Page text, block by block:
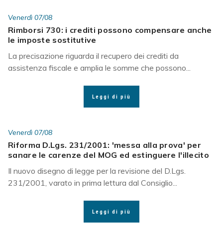
Venerdì 07/08
Rimborsi 730: i crediti possono compensare anche
le imposte sostitutive
La precisazione riguarda il recupero dei crediti da
assistenza fiscale e amplia le somme che possono...
Leggi di più
Venerdì 07/08
Riforma D.Lgs. 231/2001: 'messa alla prova' per
sanare le carenze del MOG ed estinguere l'illecito
Il nuovo disegno di legge per la revisione del D.Lgs.
231/2001, varato in prima lettura dal Consiglio...
Leggi di più